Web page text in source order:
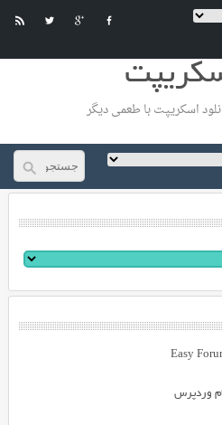
اسکریپت با طعمی دیگر
وردپرس